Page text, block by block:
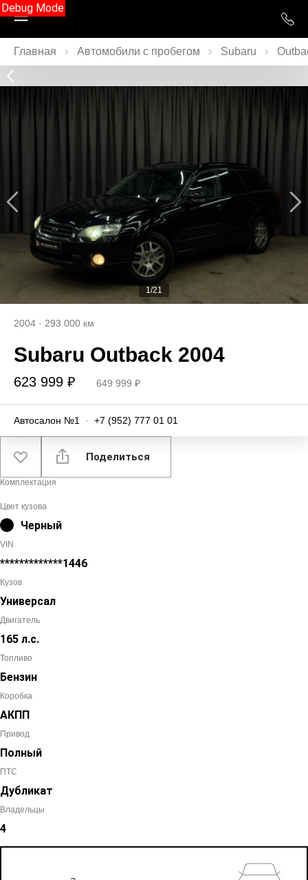
Debug Mode
Главная Автомобили с пробегом Subaru
1/21
2004 · 293 000 км
Subaru Outback 2004
623 999 ₽ 649 999 ₽
Автосалон №1 · +7 (952) 777 01 01
Поделиться
Комплектация
Цвет кузова
Черный
VIN
*************1446
Кузов
Универсал
Двигатель
165 л.с.
Топливо
Бензин
Коробка
АКПП
Привод
Полный
ПТС
Дубликат
Владельцы
4